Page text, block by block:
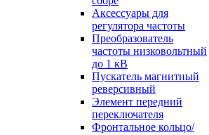
Аксессуары для
регулятора частоты
Преобразователь
частоты низковольтный
до 1 кВ
Пускатель магнитный
реверсивный
Элемент передний
переключателя
Фронтальное кольцо/